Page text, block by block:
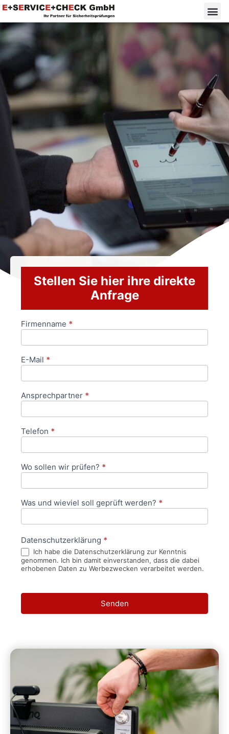
Stellen Sie hier ihre direkte
Anfrage
Anfrageformular
Firmenname *
E-Mail *
Ansprechpartner *
Telefon *
Wo sollen wir prüfen? *
Was und wieviel soll geprüft werden? *
Datenschutzerklärung *
Ich habe die Datenschutzerklärung zur Kenntnis
genommen. Ich bin damit einverstanden, dass die dabei
erhobenen Daten zu Werbezwecken verarbeitet werden.
Senden